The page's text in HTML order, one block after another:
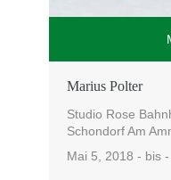
Marius Polter
Studio Rose
Schondorf Am
Mai 5, 2018 - bis